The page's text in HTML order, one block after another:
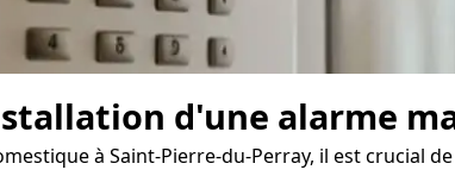
d'une alarme
à Saint-Pierre-du-Perray, il est crucial